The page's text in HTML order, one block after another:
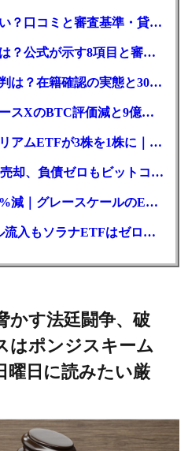
消費者金融いつもは怪しい？口コミと審査基準・貸付条件を調査
アローの審査に通る条件は？公式が示す8項目と審査時間
セントラルの口コミ・評判は？在籍確認の実態と30日金利0円の落とし穴
【今日の仮想通貨】スペースXのBTC評価減と9億株の解禁。208億円相当のBTCが盗難
ブラックロックのイーサリアムETFが3株を1株に｜年初来37%安
半導体企業が1200BTCを売却、負債ゼロもビットコイン戦略は後退
リップル保有が半年で55%減｜グレースケールのETF、純資産1.6億ドル減
ビットコインには2億ドル流入もソラナETFはゼロ｜5営業日連続で停止
かす法廷闘争、破
はポンジスキーム
曜日に読みたい厳